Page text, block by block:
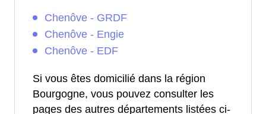
Chenôve - GRDF
Chenôve - Engie
Chenôve - EDF
Si vous êtes domicilié dans la région
Bourgogne, vous pouvez consulter les
pages des autres départements listées ci-